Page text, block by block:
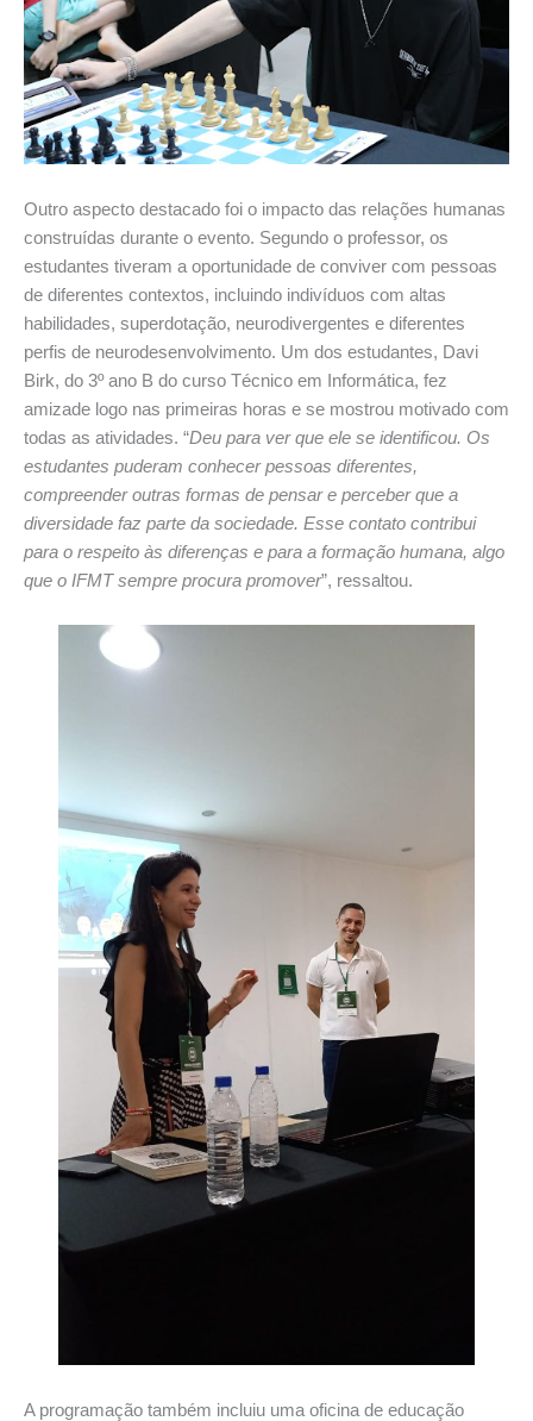
Outro aspecto destacado foi o impacto das relações humanas
construídas durante o evento. Segundo o professor, os
estudantes tiveram a oportunidade de conviver com pessoas
de diferentes contextos, incluindo indivíduos com altas
habilidades, superdotação, neurodivergentes e diferentes
perfis de neurodesenvolvimento. Um dos estudantes, Davi
Birk, do 3º ano B do curso Técnico em Informática, fez
amizade logo nas primeiras horas e se mostrou motivado com
todas as atividades. “Deu para ver que ele se identificou. Os
estudantes puderam conhecer pessoas diferentes,
compreender outras formas de pensar e perceber que a
diversidade faz parte da sociedade. Esse contato contribui
para o respeito às diferenças e para a formação humana, algo
que o IFMT sempre procura promover”, ressaltou.
A programação também incluiu uma oficina de educação